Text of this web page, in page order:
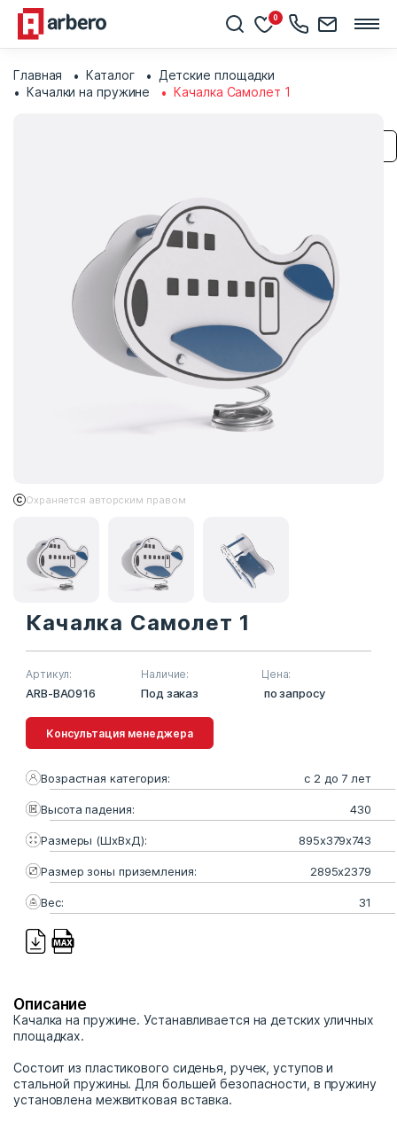
0
Главная Каталог
Детские площадки
Качалки на пружине
Качалка Самолет 1
Охраняется авторским правом
Качалка Самолет 1
Артикул:
ARB-BA0916
Наличие:
Под заказ
Цена:
по запросу
Консультация менеджера
Возрастная категория: с 2 до 7 лет
Высота падения: 430
Размеры (ШхВхД): 895х379х743
Размер зоны приземления: 2895х2379
Вес: 31
Описание
Качалка на пружине. Устанавливается на детских уличных
площадках.
Состоит из пластикового сиденья, ручек, уступов и
стальной пружины. Для большей безопасности, в пружину
установлена межвитковая вставка.